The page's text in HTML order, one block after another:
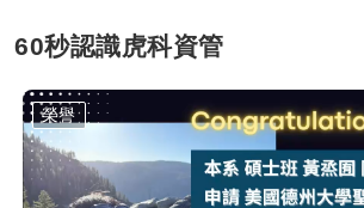
60秒認識虎科資管
榮譽